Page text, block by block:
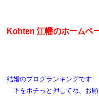
Kohten 江幡のホームペ
結婚のブログランキングです
下をポチっと押してね、お